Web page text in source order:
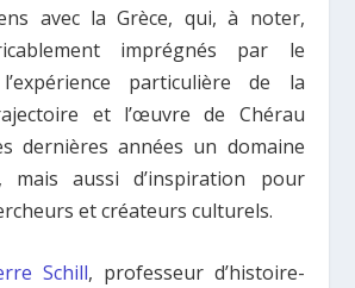
avec la Grèce, qui, à noter,
imprégnés par le
particulière de la
et l’œuvre de Chérau
dernières années un domaine
mais aussi d’inspiration pour
et créateurs culturels.
Schill, professeur d’histoire-